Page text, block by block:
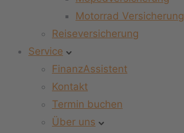
Motorrad Versicherung
Reiseversicherung
Service
FinanzAssistent
Kontakt
Termin buchen
Über uns